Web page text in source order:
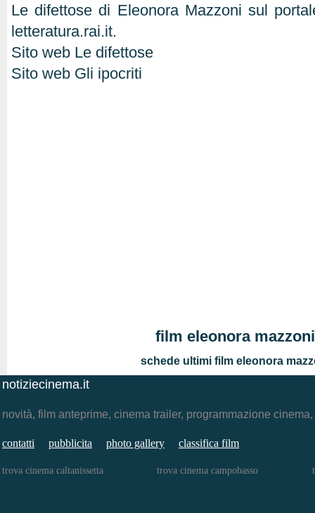
Le difettose di Eleonora Mazzoni sul
letteratura.rai.it.
Sito web Le difettose
Sito web Gli ipocriti
film eleonora mazzoni
schede ultimi film eleonora
notiziecinema.it
novità, film anteprime, cinema trailer, programmazione
contatti pubblicita photo gallery classifica film
trova cinema caltanissetta trova cinema campobasso